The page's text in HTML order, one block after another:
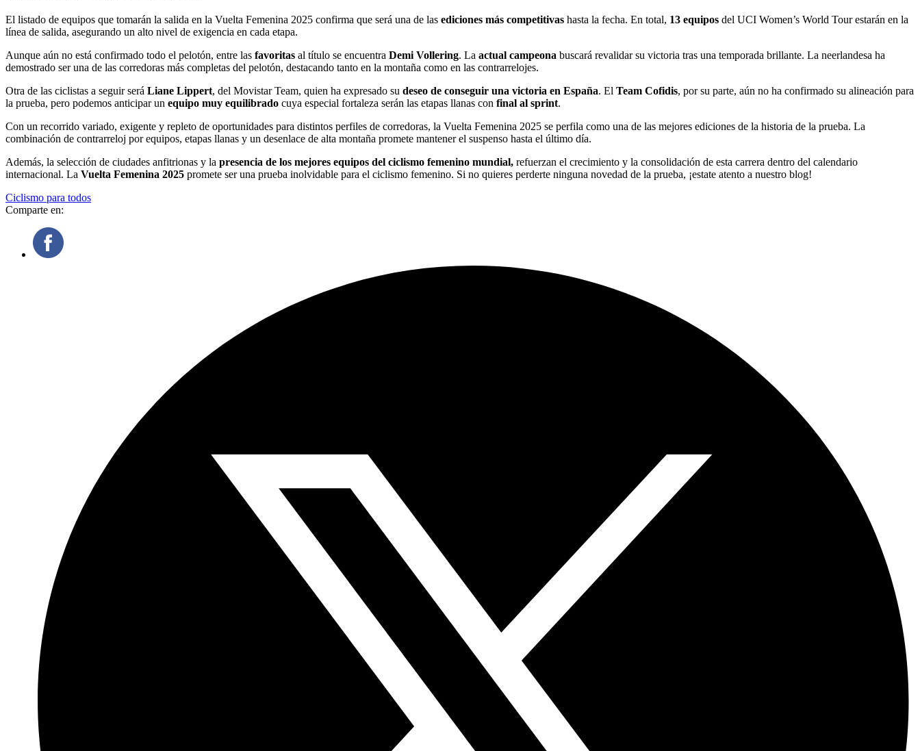
El listado de equipos que tomarán la salida en la Vuelta Femenina 2025 confirma que será una de las ediciones más competitivas hasta la fecha. En total, 13 equipos del UCI Women’s World Tour estarán en la
línea de salida, asegurando un alto nivel de exigencia en cada etapa.
Aunque aún no está confirmado todo el pelotón, entre las favoritas al título se encuentra Demi Vollering. La actual campeona buscará revalidar su victoria tras una temporada brillante. La neerlandesa ha
demostrado ser una de las corredoras más completas del pelotón, destacando tanto en la montaña como en las contrarrelojes.
Otra de las ciclistas a seguir será Liane Lippert, del Movistar Team, quien ha expresado su deseo de conseguir una victoria en España. El Team Cofidis, por su parte, aún no ha confirmado su alineación para
la prueba, pero podemos anticipar un equipo muy equilibrado cuya especial fortaleza serán las etapas llanas con final al sprint.
Con un recorrido variado, exigente y repleto de oportunidades para distintos perfiles de corredoras, la Vuelta Femenina 2025 se perfila como una de las mejores ediciones de la historia de la prueba. La
combinación de contrarreloj por equipos, etapas llanas y un desenlace de alta montaña promete mantener el suspenso hasta el último día.
Además, la selección de ciudades anfitrionas y la presencia de los mejores equipos del ciclismo femenino mundial, refuerzan el crecimiento y la consolidación de esta carrera dentro del calendario
internacional. La Vuelta Femenina 2025 promete ser una prueba inolvidable para el ciclismo femenino. Si no quieres perderte ninguna novedad de la prueba, ¡estate atento a nuestro blog!
Ciclismo para todos
Comparte en: